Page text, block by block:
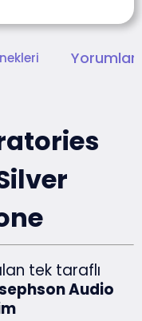
tek taraflı
Audio